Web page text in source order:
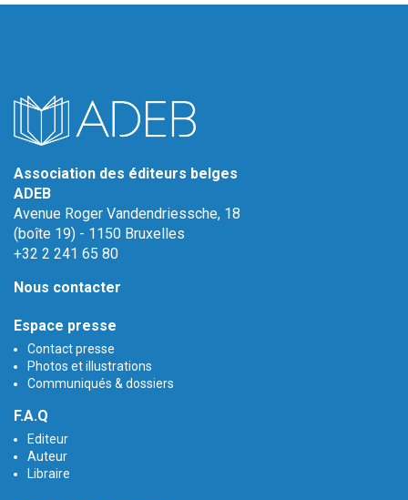
Association des éditeurs belges
ADEB
Avenue Roger Vandendriessche, 18
(boîte 19) - 1150 Bruxelles
+32 2 241 65 80
Nous contacter
Espace presse
Contact presse
Photos et illustrations
Communiqués & dossiers
F.A.Q
Editeur
Auteur
Libraire